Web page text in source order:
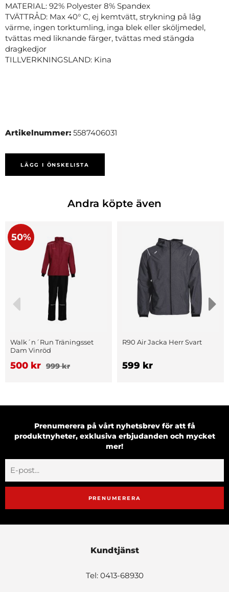
MATERIAL: 92% Polyester 8% Spandex
TVÄTTRÅD: Max 40° C, ej kemtvätt, strykning på låg
värme, ingen torktumling, inga blek eller sköljmedel,
tvättas med liknande färger, tvättas med stängda
dragkedjor
TILLVERKNINGSLAND: Kina
Artikelnummer: 5587406031
LÄGG I ÖNSKELISTA
Andra köpte även
50%
Walk´n´Run Träningsset
Dam Vinröd
500 kr 999 kr
R90 Air Jacka Herr Svart
599 kr
Prenumerera på vårt nyhetsbrev för att få
produktnyheter, exklusiva erbjudanden och mycket
mer!
PRENUMERERA
Kundtjänst
Tel: 0413-68930